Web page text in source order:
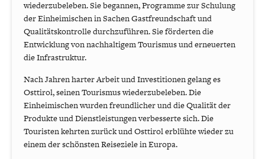
wiederzubeleben. Sie begannen, Programme zur Schulung
der Einheimischen in Sachen Gastfreundschaft und
Qualitätskontrolle durchzuführen. Sie förderten die
Entwicklung von nachhaltigem Tourismus und erneuerten
die Infrastruktur.
Nach Jahren harter Arbeit und Investitionen gelang es
Osttirol, seinen Tourismus wiederzubeleben. Die
Einheimischen wurden freundlicher und die Qualität der
Produkte und Dienstleistungen verbesserte sich. Die
Touristen kehrten zurück und Osttirol erblühte wieder zu
einem der schönsten Reiseziele in Europa.